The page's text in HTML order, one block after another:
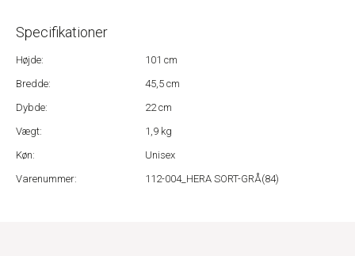
Specifikationer
Højde:
101 cm
Bredde:
45,5 cm
Dybde:
22 cm
Vægt:
1,9 kg
Køn:
Unisex
Varenummer:
112-004_HERA SORT-GRÅ(84)